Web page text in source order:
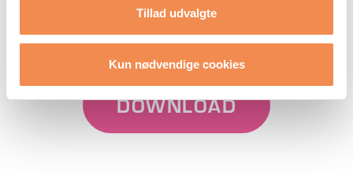
Tillad udvalgte
Kun nødvendige cookies
DOWNLOAD